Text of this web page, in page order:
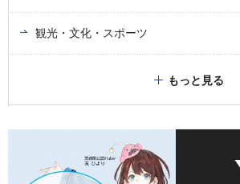
観光・文化・スポーツ
もっと見る